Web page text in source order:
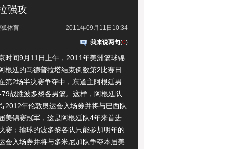
强攻
2011年09月11日10:34
体育
我来说两句(0)
间9月11日上午，2011年美洲篮球锦
根廷的马德普拉塔结束倒数第2比赛日
第2场半决赛争夺中，东道主阿根廷男
战胜波多黎各男篮。这样，阿根廷队
2012年伦敦奥运会入场券并将与巴西队
美锦赛冠军，这是阿根廷队4年来首进
赛；输球的波多黎各队只能参加明年的
会入场券并将与多米尼加队争夺本届美